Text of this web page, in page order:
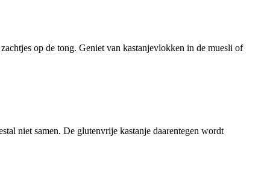
op de tong. Geniet van kastanjevlokken in de muesli of
niet samen. De glutenvrije kastanje daarentegen wordt